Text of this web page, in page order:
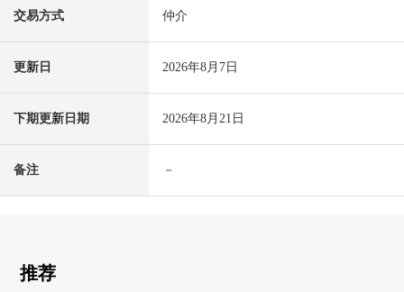
交易方式 仲介
更新日 2026年8月7日
下期更新日期 2026年8月21日
备注 －
推荐